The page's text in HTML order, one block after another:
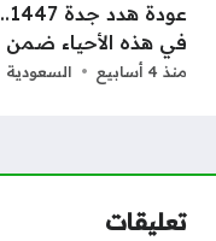
في هذه الأحياء ضمن
منذ 4 أسابيع السعودية
تعليقات